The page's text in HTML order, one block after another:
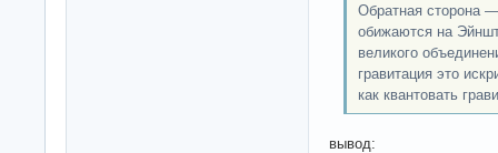
Обратная сторона
обижаются на
великого
гравитация это
как квантовать
вывод: